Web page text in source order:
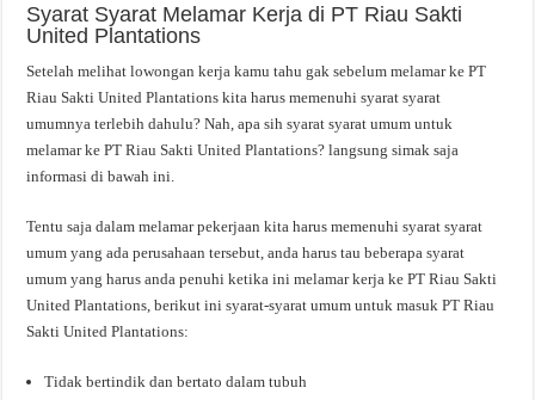
Syarat Syarat Melamar Kerja di PT Riau Sakti
United Plantations
Setelah melihat lowongan kerja kamu tahu gak sebelum melamar ke PT
Riau Sakti United Plantations kita harus memenuhi syarat syarat
umumnya terlebih dahulu? Nah, apa sih syarat syarat umum untuk
melamar ke PT Riau Sakti United Plantations? langsung simak saja
informasi di bawah ini.
Tentu saja dalam melamar pekerjaan kita harus memenuhi syarat syarat
umum yang ada perusahaan tersebut, anda harus tau beberapa syarat
umum yang harus anda penuhi ketika ini melamar kerja ke PT Riau Sakti
United Plantations, berikut ini syarat-syarat umum untuk masuk PT Riau
Sakti United Plantations:
Tidak bertindik dan bertato dalam tubuh